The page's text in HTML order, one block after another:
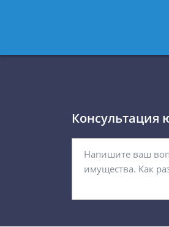
Консультация